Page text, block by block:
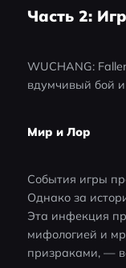
Часть 2:
WUCHANG:
вдумчивый бой
Мир и Лор
События игры
Однако за
Эта инфекция
мифологией и
призраками, —